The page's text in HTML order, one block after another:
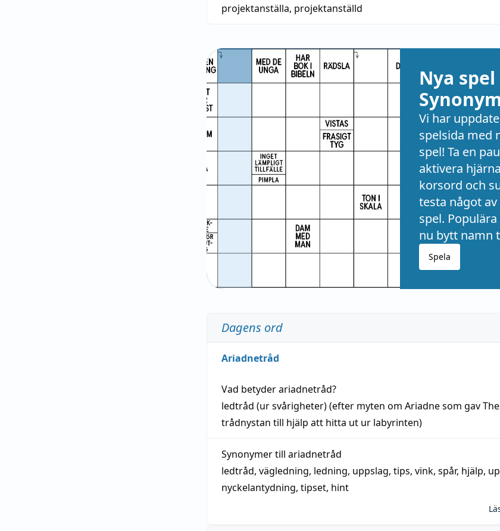
projektanställa, projektanställd
Nya spel
Vi har
spelsida med
spel! Ta en
aktivera
korsord och
testa något av
spel.
nu bytt namn
Spela
Dagens ord
Ariadnetråd
Vad betyderariadnetråd?
ledtråd (ur svårigheter) (efter myten om Ariadne som gav
trådnystan till hjälp att hitta ut ur labyrinten)
Synonymer till ariadnetråd
ledtråd, vägledning, ledning, uppslag, tips, vink, spår, hjälp,
nyckelantydning, tipset, hint